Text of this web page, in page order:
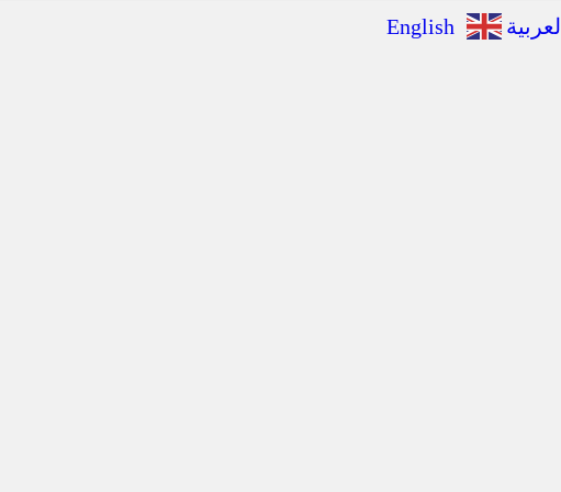
العربية English